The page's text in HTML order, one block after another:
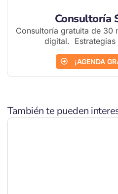
Consultoría
Consultoría gratuita de 30
digital. Estrategias
¡AGENDA
También te pueden